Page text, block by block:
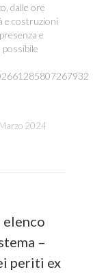
dalle ore
e costruzioni
e
possibile
2024
–
periti ex